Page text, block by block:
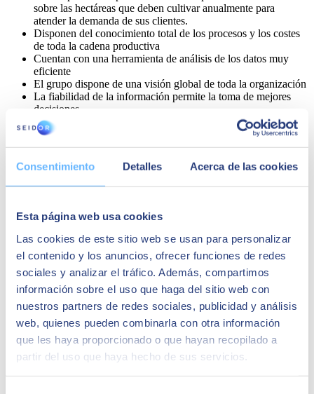
Consentimiento Detalles Acerca de las cookies
Esta página web usa cookies
Las cookies de este sitio web se usan para personalizar
el contenido y los anuncios, ofrecer funciones de redes
sociales y analizar el tráfico. Además, compartimos
información sobre el uso que haga del sitio web con
nuestros partners de redes sociales, publicidad y análisis
web, quienes pueden combinarla con otra información
que les haya proporcionado o que hayan recopilado a
partir del uso que haya hecho de sus servicios.
sobre las hectáreas que deben cultivar anualmente para
atender la demanda de sus clientes.
Disponen del conocimiento total de los procesos y los costes
de toda la cadena productiva
Cuentan con una herramienta de análisis de los datos muy
eficiente
El grupo dispone de una visión global de toda la organización
La fiabilidad de la información permite la toma de mejores
decisiones
Alfonso Ramírez
Director de sistemas y procesos del Grupo Virto
La suite de productos de SAP que hemos
integrado en nuestro Grupo nos da la posibilidad
de seguir mejorando y sobre todo disponer de